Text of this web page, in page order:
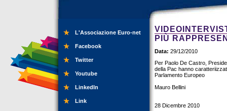
L'Associazione Euro-net
Facebook
Twitter
Youtube
LinkedIn
Link
PIÙ
Data: 29/12/2010
Per Paolo De Castro,
della Pac hanno
Parlamento Europeo
Mauro Bellini
28 Dicembre 2010